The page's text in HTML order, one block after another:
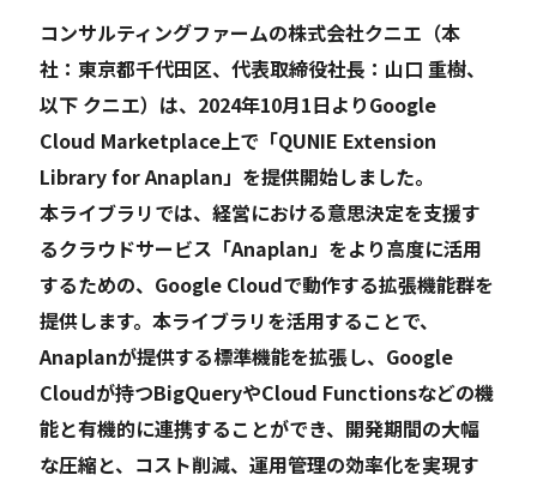
EN
JP
サイト内検索
Contact
コンサルティングファームの株式会社クニエ（本
社：東京都千代田区、代表取締役社長：山口 重樹、
以下 クニエ）は、2024年10月1日よりGoogle
Cloud Marketplace上で「QUNIE Extension
Library for Anaplan」を提供開始しました。
本ライブラリでは、経営における意思決定を支援す
るクラウドサービス「Anaplan」をより高度に活用
するための、Google Cloudで動作する拡張機能群を
提供します。本ライブラリを活用することで、
Anaplanが提供する標準機能を拡張し、Google
Cloudが持つBigQueryやCloud Functionsなどの機
能と有機的に連携することができ、開発期間の大幅
な圧縮と、コスト削減、運用管理の効率化を実現す